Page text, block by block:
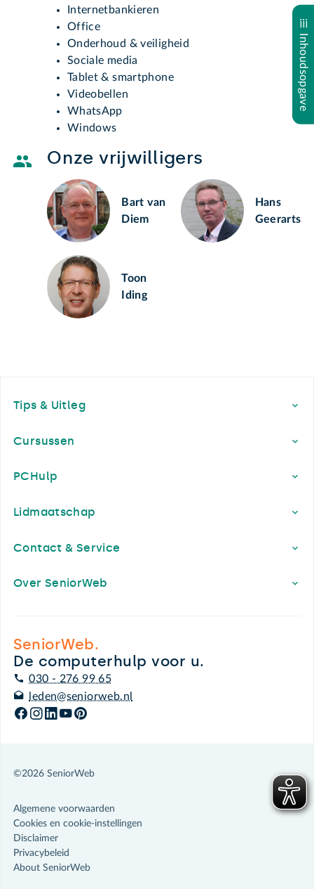
Inhoudsopgave
Internetbankieren
Office
Onderhoud & veiligheid
Sociale media
Tablet & smartphone
Videobellen
WhatsApp
Windows
Onze vrijwilligers
Bart van
Diem
Hans
Geerarts
Toon
Iding
Tips & Uitleg
Cursussen
PCHulp
Lidmaatschap
Contact & Service
Over SeniorWeb
SeniorWeb.
De computerhulp voor u.
030 - 276 99 65
leden@seniorweb.nl
©2026 SeniorWeb
Algemene voorwaarden
Cookies en cookie-instellingen
Disclaimer
Privacybeleid
About SeniorWeb